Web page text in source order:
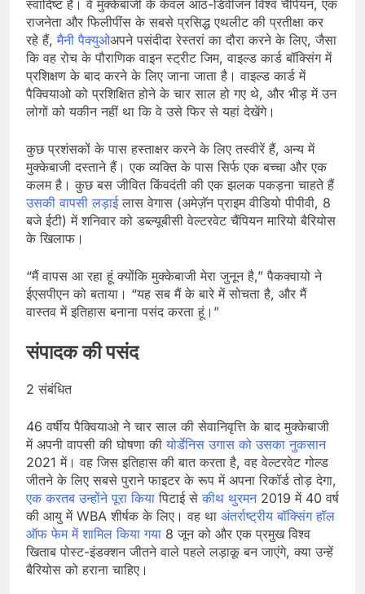
स्वादिष्ट है। वे मुक्केबाजी के केवल आठ-डिवीजन विश्व चैंपियन, एक
राजनेता और फिलीपींस के सबसे प्रसिद्ध एथलीट की प्रतीक्षा कर
रहे हैं,मैनी पैक्युओअपने पसंदीदा रेस्तरां का दौरा करने के लिए, जैसा
कि वह रोच के पौराणिक वाइन स्ट्रीट जिम, वाइल्ड कार्ड बॉक्सिंग में
प्रशिक्षण के बाद करने के लिए जाना जाता है। वाइल्ड कार्ड में
पैक्वियाओ को प्रशिक्षित होने के चार साल हो गए थे, और भीड़ में उन
लोगों को यकीन नहीं था कि वे उसे फिर से यहां देखेंगे।
कुछ प्रशंसकों के पास हस्ताक्षर करने के लिए तस्वीरें हैं, अन्य में
मुक्केबाजी दस्ताने हैं। एक व्यक्ति के पास सिर्फ एक बच्चा और एक
कलम है। कुछ बस जीवित किंवदंती की एक झलक पकड़ना चाहते हैं
उसकी वापसी लड़ाईलास वेगास (अमेज़ॅन प्राइम वीडियो पीपीवी, 8
बजे ईटी) में शनिवार को डब्ल्यूबीसी वेल्टरवेट चैंपियन मारियो बैरियोस
के खिलाफ।
“मैं वापस आ रहा हूं क्योंकि मुक्केबाजी मेरा जुनून है,” पैकक्वायो ने
ईएसपीएन को बताया। “यह सब मैं के बारे में सोचता है, और मैं
वास्तव में इतिहास बनाना पसंद करता हूं।”
संपादक की पसंद
2 संबंधित
46 वर्षीय पैक्वियाओ ने चार साल की सेवानिवृत्ति के बाद मुक्केबाजी
में अपनी वापसी की घोषणा कीयोर्डेनिस उगास को उसका नुकसान
2021 में। वह जिस इतिहास की बात करता है, वह वेल्टरवेट गोल्ड
जीतने के लिए सबसे पुराने फाइटर के रूप में अपना रिकॉर्ड तोड़ देगा,
एक करतब उन्होंने पूरा किया पिटाई सेकीथ थुरमन2019 में 40 वर्ष
की आयु में WBA शीर्षक के लिए। वह था अंतर्राष्ट्रीय बॉक्सिंग हॉल
ऑफ फेम में शामिल किया गया 8 जून को और एक प्रमुख विश्व
खिताब पोस्ट-इंडक्शन जीतने वाले पहले लड़ाकू बन जाएंगे, क्या उन्हें
बैरियोस को हराना चाहिए।